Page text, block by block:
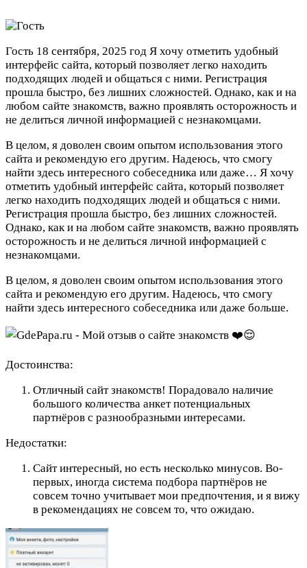
Гость 18 сентября, 2025 год Я хочу отметить удобный
интерфейс сайта, который позволяет легко находить
подходящих людей и общаться с ними. Регистрация
прошла быстро, без лишних сложностей. Однако, как и на
любом сайте знакомств, важно проявлять осторожность и
не делиться личной информацией с незнакомцами.
В целом, я доволен своим опытом использования этого
сайта и рекомендую его другим. Надеюсь, что смогу
найти здесь интересного собеседника или даже… Я хочу
отметить удобный интерфейс сайта, который позволяет
легко находить подходящих людей и общаться с ними.
Регистрация прошла быстро, без лишних сложностей.
Однако, как и на любом сайте знакомств, важно проявлять
осторожность и не делиться личной информацией с
незнакомцами.
В целом, я доволен своим опытом использования этого
сайта и рекомендую его другим. Надеюсь, что смогу
найти здесь интересного собеседника или даже больше.
Достоинства:
Отличный сайт знакомств! Порадовало наличие
большого количества анкет потенциальных
партнёров с разнообразными интересами.
Недостатки:
Сайт интересный, но есть несколько минусов. Во-
первых, иногда система подбора партнёров не
совсем точно учитывает мои предпочтения, и я вижу
в рекомендациях не совсем то, что ожидаю.